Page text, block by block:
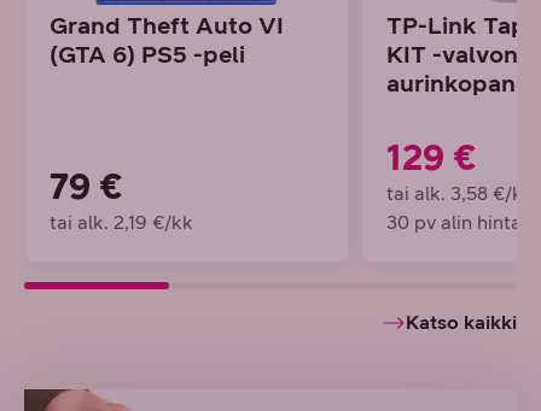
Grand Theft Auto VI
(GTA 6) PS5 -peli
79 €
tai alk. 2,19 €/kk
TP-Link
KIT -
129 €
tai alk. 3,58 €/kk
30 pv alin hinta
Katso kaikki